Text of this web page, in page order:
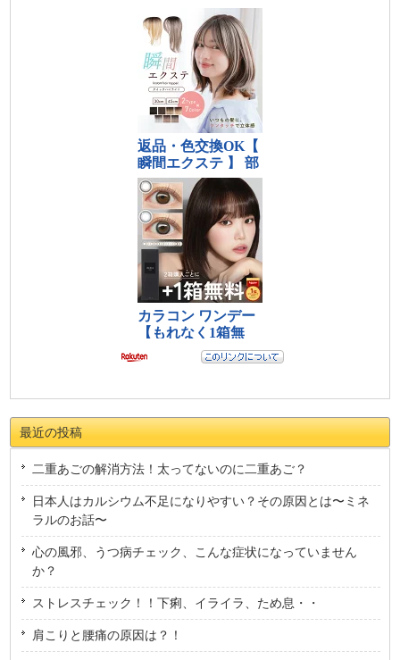
最近の投稿
二重あごの解消方法！太ってないのに二重あご？
日本人はカルシウム不足になりやすい？その原因とは〜ミネ
ラルのお話〜
心の風邪、うつ病チェック、こんな症状になっていません
か？
ストレスチェック！！下痢、イライラ、ため息・・
肩こりと腰痛の原因は？！